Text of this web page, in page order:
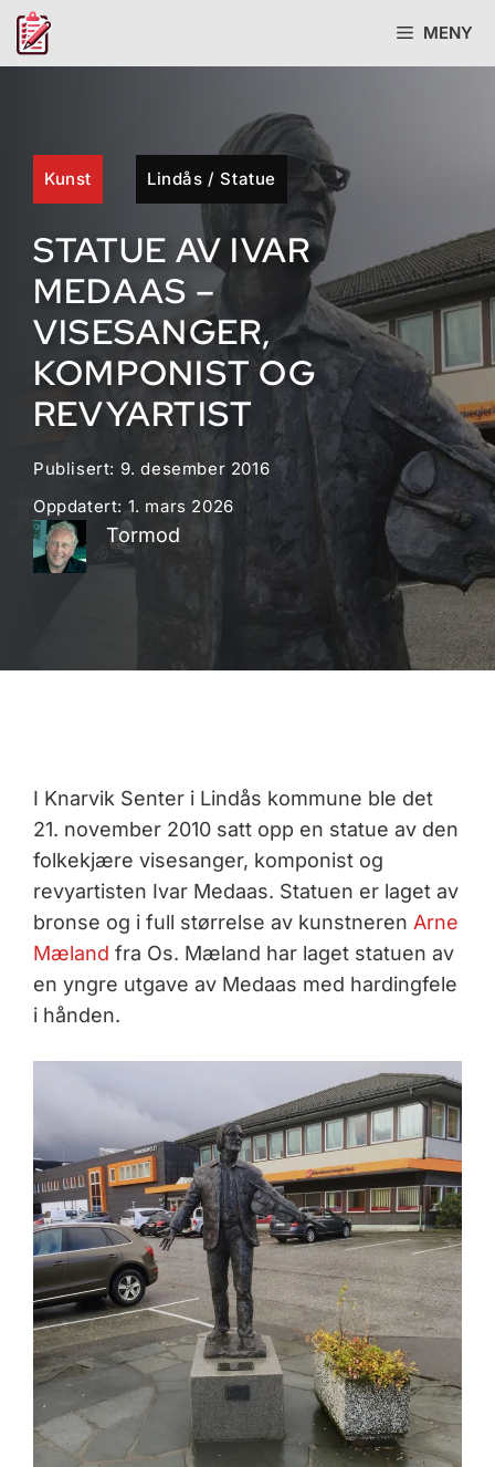
Hopp
MENY
Kunst Lindås /Statue
STATUE AV IVAR
MEDAAS –
VISESANGER,
KOMPONIST OG
REVYARTIST
Publisert: 9. desember 2016
Oppdatert: 1. mars 2026
Tormod
I Knarvik Senter i Lindås kommune ble det
21. november 2010 satt opp en statue av den
folkekjære visesanger, komponist og
revyartisten Ivar Medaas. Statuen er laget av
bronse og i full størrelse av kunstneren Arne
Mæland fra Os. Mæland har laget statuen av
en yngre utgave av Medaas med hardingfele
i hånden.